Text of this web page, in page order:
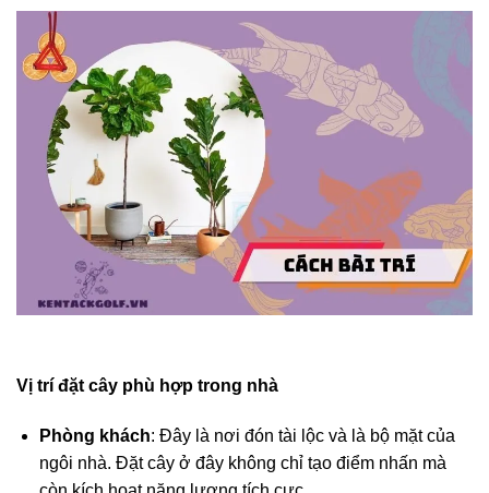
Vị trí đặt cây phù hợp trong nhà
Phòng khách: Đây là nơi đón tài lộc và là bộ mặt của
ngôi nhà. Đặt cây ở đây không chỉ tạo điểm nhấn mà